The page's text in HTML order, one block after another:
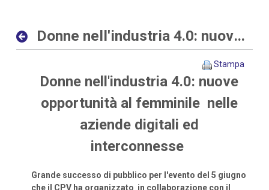
Dettaglio in evidenza
Donne nell'industria 4.0: nuove opportunità al femminile nelle aziende digitali ed interconnesse
Stampa
Donne nell'industria 4.0: nuove
opportunità al femminile nelle
aziende digitali ed
interconnesse
Grande successo di pubblico per l'evento del 5 giugno
che il CPV ha organizzato in collaborazione con il